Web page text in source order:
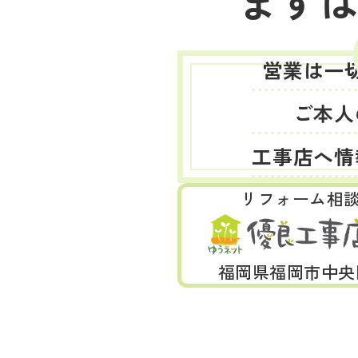
営業は一
ご本
工事店へ
リフォーム相
福岡県福岡市中